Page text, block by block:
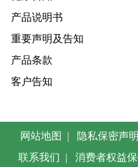
产品说明书
重要声明及告知
产品条款
客户告知
网站地图 | 隐私保密声明
联系我们 | 消费者权益